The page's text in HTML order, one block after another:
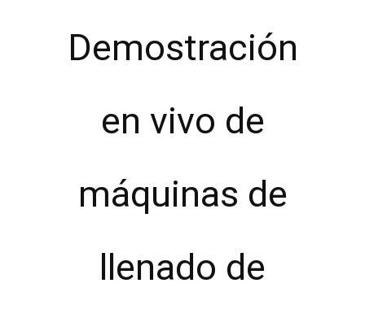
Demostración
en vivo de
máquinas de
llenado de